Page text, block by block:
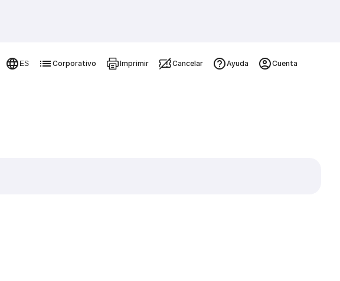
ES Corporativo Imprimir Cancelar Ayuda Cuenta